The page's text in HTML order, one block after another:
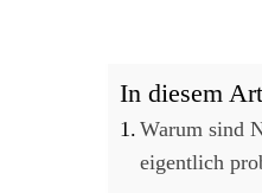
In diesem
Warum sind
eigentlich